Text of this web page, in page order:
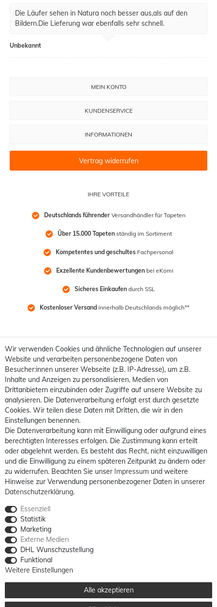
Die Läufer sehen in Natura noch besser aus,als auf den
Bildern.Die Lieferung war ebenfalls sehr schnell.
Unbekannt
IHRE VORTEILE
Deutschlands führender Versandhändler für Tapeten
Über 15.000 Tapeten ständig im Sortiment
Kompetentes und geschultes Fachpersonal
Exzellente Kundenbewertungen bei eKomi
Sicheres Einkaufen durch SSL
Kostenloser Versand innerhalb Deutschlands möglich**
MEIN KONTO
KUNDENSERVICE
INFORMATIONEN
Vertrag widerrufen
Wir verwenden Cookies und ähnliche Technologien auf unserer
Website und verarbeiten personenbezogene Daten von
Besucher:innen unserer Webseite (z.B. IP-Adresse), um z.B.
Inhalte und Anzeigen zu personalisieren, Medien von
Drittanbietern einzubinden oder Zugriffe auf unsere Website zu
analysieren. Die Datenverarbeitung erfolgt erst durch gesetzte
Cookies. Wir teilen diese Daten mit Dritten, die wir in den
Einstellungen benennen.
Die Datenverarbeitung kann mit Einwilligung oder aufgrund eines
berechtigten Interesses erfolgen. Die Zustimmung kann erteilt
oder abgelehnt werden. Es besteht das Recht, nicht einzuwilligen
und die Einwilligung zu einem späteren Zeitpunkt zu ändern oder
zu widerrufen. Beachten Sie unser Impressum und weitere
Hinweise zur Verwendung personenbezogener Daten in unserer
Daten­schutz­erklärung.
Essenziell
Statistik
Marketing
Externe Medien
DHL Wunschzustellung
Funktional
Weitere Einstellungen
Alle akzeptieren